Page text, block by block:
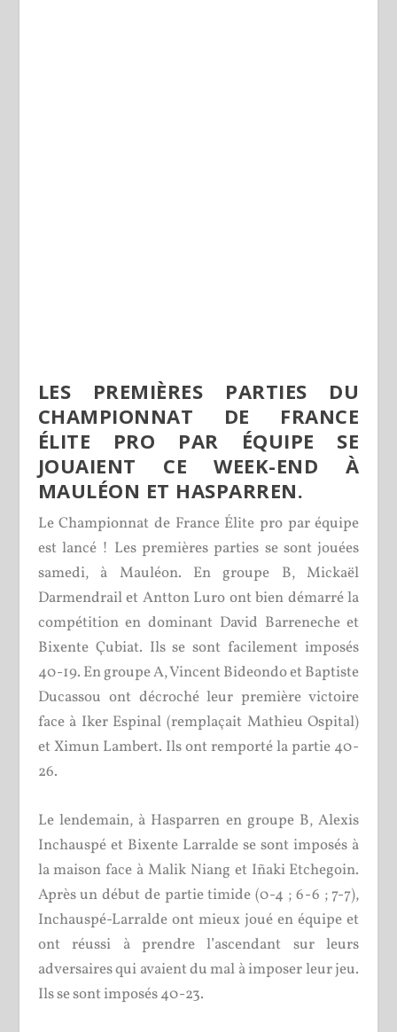
LES PREMIÈRES PARTIES DU
CHAMPIONNAT DE FRANCE
ÉLITE PRO PAR ÉQUIPE SE
JOUAIENT CE WEEK-END À
MAULÉON ET HASPARREN.
Le Championnat de France Élite pro par équipe
est lancé ! Les premières parties se sont jouées
samedi, à Mauléon. En groupe B, Mickaël
Darmendrail et Antton Luro ont bien démarré la
compétition en dominant David Barreneche et
Bixente Çubiat. Ils se sont facilement imposés
40-19. En groupe A, Vincent Bideondo et Baptiste
Ducassou ont décroché leur première victoire
face à Iker Espinal (remplaçait Mathieu Ospital)
et Ximun Lambert. Ils ont remporté la partie 40-
26.
Le lendemain, à Hasparren en groupe B, Alexis
Inchauspé et Bixente Larralde se sont imposés à
la maison face à Malik Niang et Iñaki Etchegoin.
Après un début de partie timide (0-4 ; 6-6 ; 7-7),
Inchauspé-Larralde ont mieux joué en équipe et
ont réussi à prendre l’ascendant sur leurs
adversaires qui avaient du mal à imposer leur jeu.
Ils se sont imposés 40-23.